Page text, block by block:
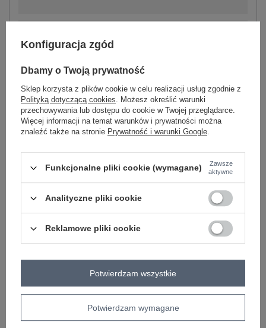
2XL 2016103561483
+
L 2016103561469 -
+
Zobacz wszystkie kolory (+1)
Konfiguracja zgód
Dbamy o Twoją prywatność
Sklep korzysta z plików cookie w celu realizacji usług zgodnie z
Polityką dotyczącą cookies. Możesz określić warunki
przechowywania lub dostępu do cookie w Twojej przeglądarce.
Więcej informacji na temat warunków i prywatności można
znaleźć także na stronie Prywatność i warunki Google.
Funkcjonalne pliki cookie (wymagane)
Zawsze
aktywne
Analityczne pliki cookie
Reklamowe pliki cookie
Potwierdzam wymagane
Potwierdzam wszystkie